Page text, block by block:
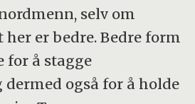
selv om
er bedre. Bedre form
å stagge
også for å holde